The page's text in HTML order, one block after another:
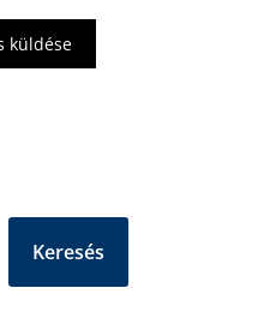
Keresés